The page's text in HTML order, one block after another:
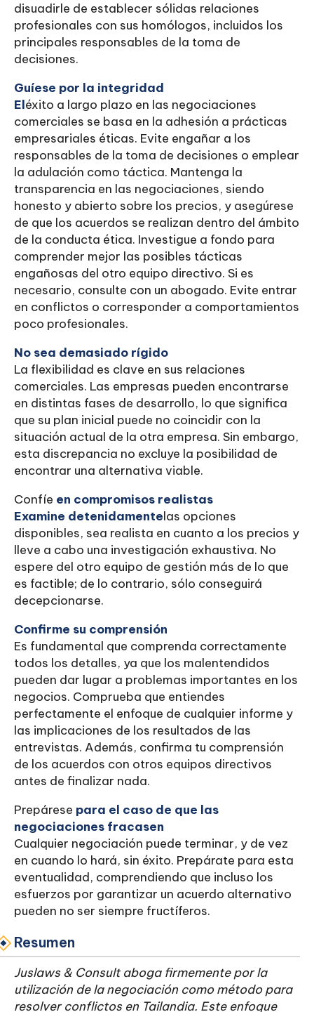
disuadirle de establecer sólidas relaciones
profesionales con sus homólogos, incluidos los
principales responsables de la toma de
decisiones.
Guíese por la integridad
‍Eléxito a largo plazo en las negociaciones
comerciales se basa en la adhesión a prácticas
empresariales éticas. Evite engañar a los
responsables de la toma de decisiones o emplear
la adulación como táctica. Mantenga la
transparencia en las negociaciones, siendo
honesto y abierto sobre los precios, y asegúrese
de que los acuerdos se realizan dentro del ámbito
de la conducta ética. Investigue a fondo para
comprender mejor las posibles tácticas
engañosas del otro equipo directivo. Si es
necesario, consulte con un abogado. Evite entrar
en conflictos o corresponder a comportamientos
poco profesionales.
No sea demasiado rígido
La flexibilidad es clave en sus relaciones
comerciales. Las empresas pueden encontrarse
en distintas fases de desarrollo, lo que significa
que su plan inicial puede no coincidir con la
situación actual de la otra empresa. Sin embargo,
esta discrepancia no excluye la posibilidad de
encontrar una alternativa viable.
Confíe en compromisos realistas
‍Examine detenidamentelas opciones
disponibles, sea realista en cuanto a los precios y
lleve a cabo una investigación exhaustiva. No
espere del otro equipo de gestión más de lo que
es factible; de lo contrario, sólo conseguirá
decepcionarse.
Confirme su comprensión
Es fundamental que comprenda correctamente
todos los detalles, ya que los malentendidos
pueden dar lugar a problemas importantes en los
negocios. Comprueba que entiendes
perfectamente el enfoque de cualquier informe y
las implicaciones de los resultados de las
entrevistas. Además, confirma tu comprensión
de los acuerdos con otros equipos directivos
antes de finalizar nada.
Prepárese para el caso de que las
negociaciones fracasen
Cualquier negociación puede terminar, y de vez
en cuando lo hará, sin éxito. Prepárate para esta
eventualidad, comprendiendo que incluso los
esfuerzos por garantizar un acuerdo alternativo
pueden no ser siempre fructíferos.
Resumen
Juslaws & Consult aboga firmemente por la
utilización de la negociación como método para
resolver conflictos en Tailandia. Este enfoque